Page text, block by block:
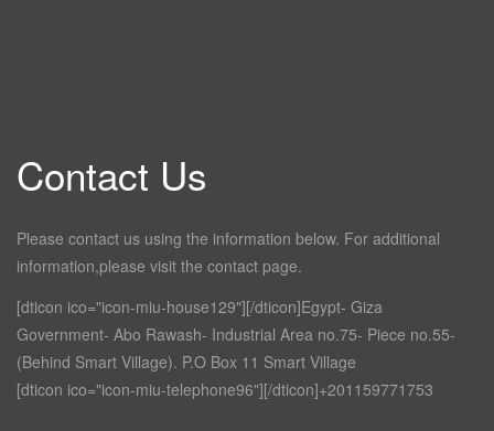
Contact Us
Please contact us using the information below. For additional
information,please visit the contact page.
[dticon ico="icon-miu-house129"][/dticon]Egypt- Giza
Government- Abo Rawash- Industrial Area no.75- Piece no.55-
(Behind Smart Village). P.O Box 11 Smart Village
[dticon ico="icon-miu-telephone96"][/dticon]+201159771753